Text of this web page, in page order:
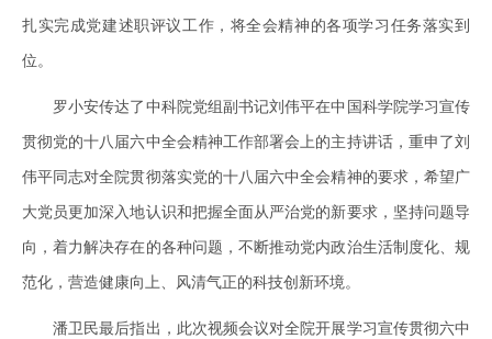
扎实完成党建述职评议工作，将全会精神的各项学习任务落实到
位。
罗小安传达了中科院党组副书记刘伟平在中国科学院学习宣传
贯彻党的十八届六中全会精神工作部署会上的主持讲话，重申了刘
伟平同志对全院贯彻落实党的十八届六中全会精神的要求，希望广
大党员更加深入地认识和把握全面从严治党的新要求，坚持问题导
向，着力解决存在的各种问题，不断推动党内政治生活制度化、规
范化，营造健康向上、风清气正的科技创新环境。
潘卫民最后指出，此次视频会议对全院开展学习宣传贯彻六中